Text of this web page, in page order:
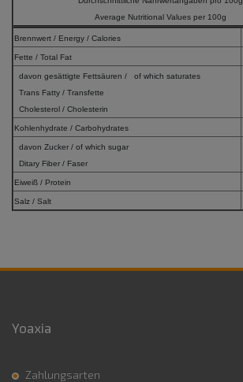
Average Nutritional Values per 100g
Brennwert / Energy / Calories
Fette / Total Fat
davon gesättigte Fettsäuren / of which saturates
Trans Fatty / Transfette
Cholesterol / Cholesterin
Kohlenhydrate / Carbohydrates
davon Zucker / of which sugar
Ditary Fiber / Faser
Eiweiß / Protein
Salz / Salt
Yoaxia
Zahlungsarten